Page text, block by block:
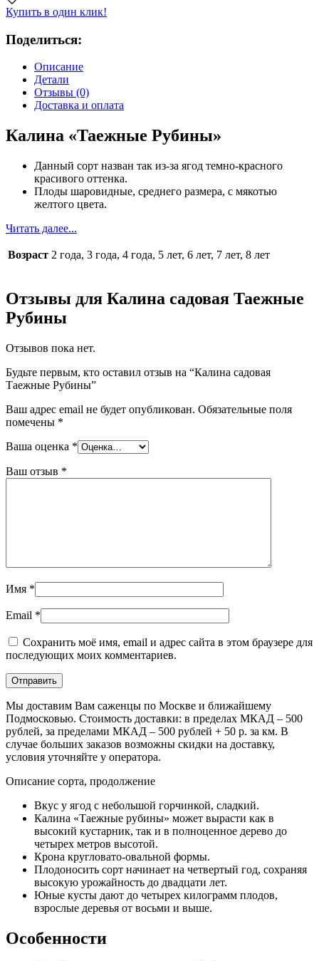
Таежные
Рубины
Купить в один клик!
Поделиться:
Описание
Детали
Отзывы (0)
Доставка и оплата
Калина «Таежные Рубины»
Данный сорт назван так из-за ягод темно-красного
красивого оттенка.
Плоды шаровидные, среднего размера, с мякотью
желтого цвета.
Читать далее...
Возраст 2 года, 3 года, 4 года, 5 лет, 6 лет, 7 лет, 8 лет
Отзывы для Калина садовая Таежные
Рубины
Отзывов пока нет.
Будьте первым, кто оставил отзыв на “Калина садовая
Таежные Рубины”
Ваш адрес email не будет опубликован. Обязательные поля
помечены *
Ваша оценка *
Ваш отзыв *
Имя *
Email *
Сохранить моё имя, email и адрес сайта в этом браузере для
последующих моих комментариев.
Мы доставим Вам саженцы по Москве и ближайшему
Подмосковью. Стоимость доставки: в пределах МКАД – 500
рублей, за пределами МКАД – 500 рублей + 50 р. за км. В
случае больших заказов возможны скидки на доставку,
условия уточняйте у оператора.
Описание сорта, продолжение
Вкус у ягод с небольшой горчинкой, сладкий.
Калина «Таежные рубины» может вырасти как в
высокий кустарник, так и в полноценное дерево до
четырех метров высотой.
Крона кругловато-овальной формы.
Плодоносить сорт начинает на четвертый год, сохраняя
высокую урожайность до двадцати лет.
Юные кусты дают до четырех килограмм плодов,
взрослые деревья от восьми и выше.
Особенности